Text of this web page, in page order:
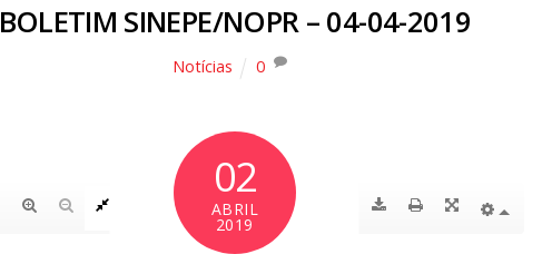
BOLETIM SINEPE/NOPR – 04-04-2019
Notícias 0
02
ABRIL
2019